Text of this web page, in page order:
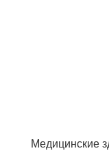
Медицинские